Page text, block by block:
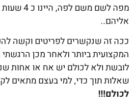
מפה
אליהם..
ככה זה שנקשרים לפריטים וקשה
המקצועית ביותר ולאחר מכן
לובשת ולא לכולם יש אח או אחות
שאלות תוך כדי, למי בעצם מתאים
לכולם!!!